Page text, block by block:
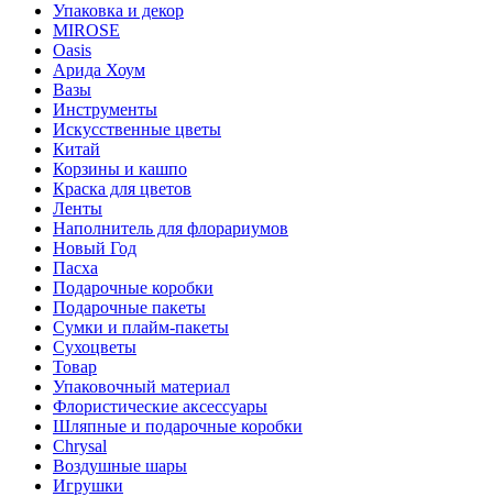
Упаковка и декор
MIROSE
Oasis
Арида Хоум
Вазы
Инструменты
Искусственные цветы
Китай
Корзины и кашпо
Краска для цветов
Ленты
Наполнитель для флорариумов
Новый Год
Пасха
Подарочные коробки
Подарочные пакеты
Сумки и плайм-пакеты
Сухоцветы
Товар
Упаковочный материал
Флористические аксессуары
Шляпные и подарочные коробки
Chrysal
Воздушные шары
Игрушки